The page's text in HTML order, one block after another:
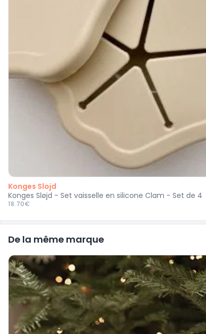
Konges Slojd
Konges Sløjd - Set vaisselle en silicone Clam - Set de 4
18.70€
De la même marque